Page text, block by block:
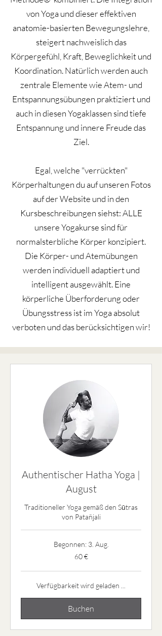
von Yoga und dieser effektiven
anatomie-basierten Bewegungslehre,
steigert nachweislich das
Körpergefühl, Kraft, Beweglichkeit und
Koordination. Natürlich werden auch
zentrale Elemente wie Atem- und
Entspannungsübungen praktiziert und
auch in diesen Yogaklassen sind tiefe
Entspannung und innere Freude das
Ziel.
Egal, welche "verrückten"
Körperhaltungen du auf unseren Fotos
auf der Website und in den
Kursbeschreibungen siehst: ALLE
unsere Yogakurse sind für
normalsterbliche Körper konzipiert.
Die Körper- und Atemübungen
werden individuell adaptiert und
intelligent ausgewählt. Eine
körperliche Überforderung oder
Übungsstress ist im Yoga absolut
verboten und das berücksichtigen wir!
Authentischer Hatha Yoga |
August
Traditioneller Yoga gemäß den Sūtras
von Patañjali
Begonnen: 3. Aug.
60 €
Verfügbarkeit wird geladen ...
Buchen